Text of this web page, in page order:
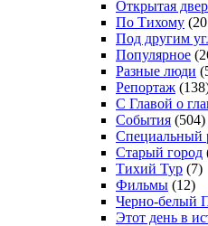
Открытая
По Тихому
Под другим
Популярное
Разные люди
Репортаж
С Главой о
События (504)
Специальный
Старый город
Тихий Тур (7)
Фильмы (12)
Черно-белый
Этот день в